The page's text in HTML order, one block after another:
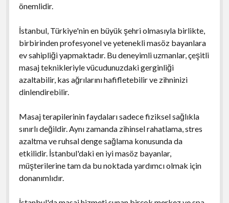
önemlidir.
İstanbul, Türkiye'nin en büyük şehri olmasıyla birlikte,
birbirinden profesyonel ve yetenekli masöz bayanlara
ev sahipliği yapmaktadır. Bu deneyimli uzmanlar, çeşitli
masaj teknikleriyle vücudunuzdaki gerginliği
azaltabilir, kas ağrılarını hafifletebilir ve zihninizi
dinlendirebilir.
Masaj terapilerinin faydaları sadece fiziksel sağlıkla
sınırlı değildir. Aynı zamanda zihinsel rahatlama, stres
azaltma ve ruhsal denge sağlama konusunda da
etkilidir. İstanbul'daki en iyi masöz bayanlar,
müşterilerine tam da bu noktada yardımcı olmak için
donanımlıdır.